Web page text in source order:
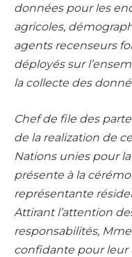
données pour les
agricoles,
agents recenseurs
déployés sur
la collecte des
Chef de file des
de la realization de
Nations unies pour
présente à la
représentante
Attirant l’attention
responsabilités,
confidante pour leur